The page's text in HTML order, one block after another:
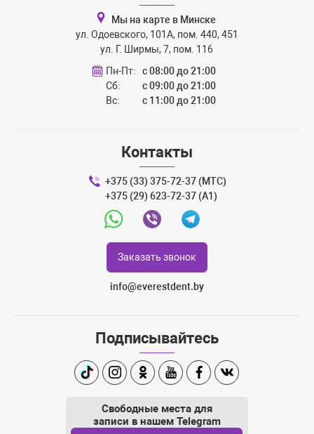
Мы на карте в Минске
ул. Одоевского, 101А, пом. 440, 451
ул. Г. Ширмы, 7, пом. 116
Пн-Пт:
с 08:00 до 21:00
Сб:
с 09:00 до 21:00
Вс:
с 11:00 до 21:00
Контакты
+375 (33) 375-72-37 (МТС)
+375 (29) 623-72-37 (A1)
WhatsappViber Telegram
Заказать звонок
info@everestdent.by
Подписывайтесь
TikTokInstagramОдноклассники
YoutubeFacebookВконтакте
Свободные места для
записи в нашем Telegram